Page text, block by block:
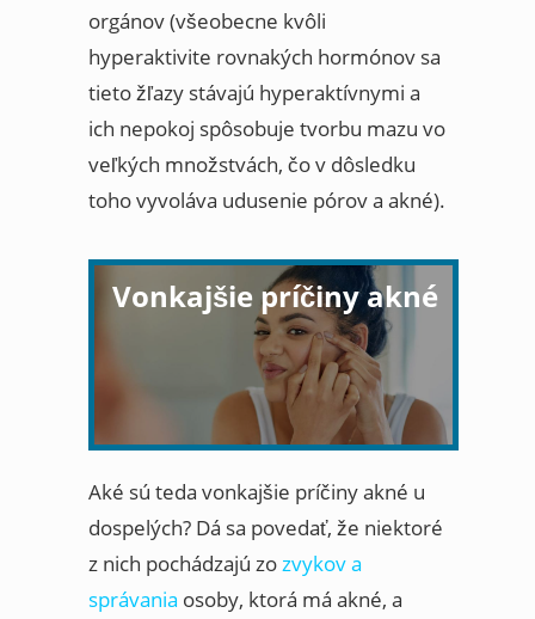
orgánov (všeobecne kvôli
hyperaktivite rovnakých hormónov sa
tieto žľazy stávajú hyperaktívnymi a
ich nepokoj spôsobuje tvorbu mazu vo
veľkých množstvách, čo v dôsledku
toho vyvoláva udusenie pórov a akné).
Vonkajšie príčiny akné
Aké sú teda vonkajšie príčiny akné u
dospelých? Dá sa povedať, že niektoré
z nich pochádzajú zo zvykov a
správania osoby, ktorá má akné, a